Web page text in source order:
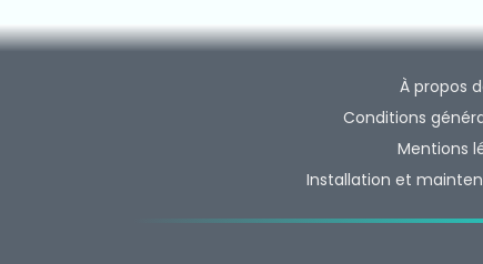
À propos
Conditions
Mentions
Installation et